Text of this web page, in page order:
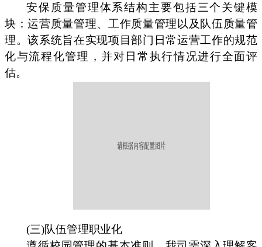
安保质量管理体系结构主要包括三个关键模
块：运营质量管理、工作质量管理以及队伍质量管
理。该系统旨在实现项目部门日常运营工作的规范
化与流程化管理，并对日常执行情况进行全面评
估。
(三)队伍管理职业化